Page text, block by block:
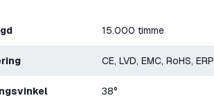
15.000 timme
CE, LVD, EMC, RoHS, ERP
38°